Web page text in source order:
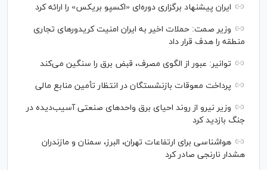
ایران پیشنهاد برگزاری دوره‌ای «اکسپو بریکس» را ارائه کرد
وزیر صمت: حملات اخیر به ایران امنیت کریدورهای تجاری
منطقه را هدف قرار داد
توانیر: عبور از الگوی مصرف، قبض برق را سنگین می‌کند
پرداخت معوقات بازنشستگان در انتظار تأمین منابع مالی
وزیر نیرو از روند احیای برق واحدهای صنعتی آسیب‌دیده در
جنگ بازدید کرد
هواشناسی برای ارتفاعات تهران، البرز، سمنان و مازندران
هشدار نارنجی صادر کرد